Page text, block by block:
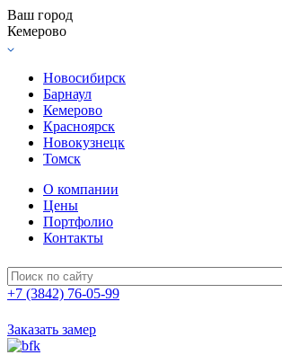
Ваш город
Кемерово
Новосибирск
Барнаул
Кемерово
Красноярск
Новокузнецк
Томск
О компании
Цены
Портфолио
Контакты
+7 (3842) 76-05-99
Заказать замер